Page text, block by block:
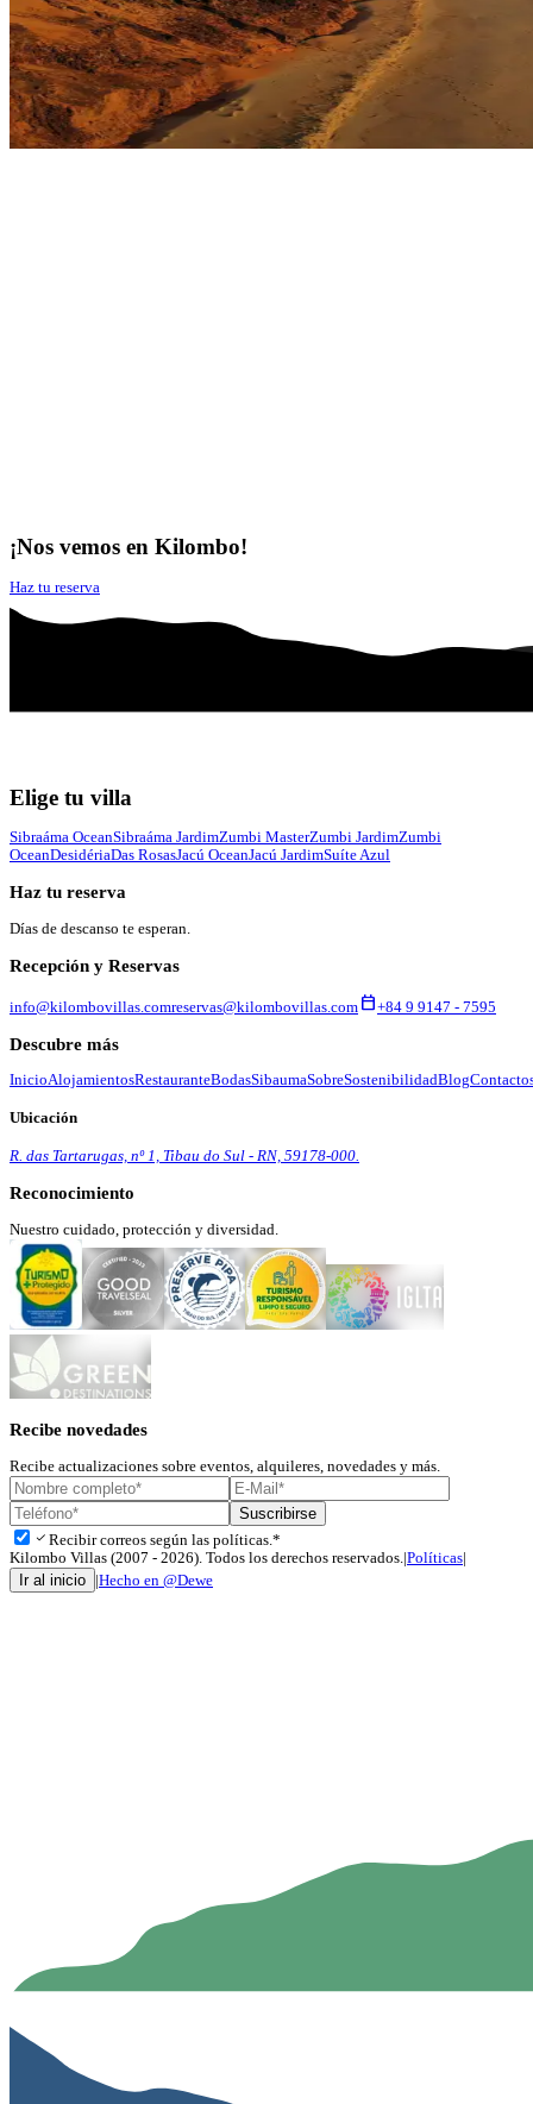
¡Nos vemos en Kilombo!
Haz tu reserva
Elige tu villa
Sibraáma OceanSibraáma JardimZumbi MasterZumbi JardimZumbi
OceanDesidériaDas RosasJacú OceanJacú JardimSuíte Azul
Haz tu reserva
Días de descanso te esperan.
Recepción y Reservas
info@kilombovillas.comreservas@kilombovillas.com calendar_today+84 9 9147 - 7595
Descubre más
InicioAlojamientosRestauranteBodasSibaumaSobreSostenibilidadBlog
Ubicación
R. das Tartarugas, nº 1, Tibau do Sul - RN, 59178-000.
Reconocimiento
Nuestro cuidado, protección y diversidad.
Recibe novedades
Recibe actualizaciones sobre eventos, alquileres, novedades y más.
Suscribirse
check Recibir correos según las políticas.*
Kilombo Villas (2007 - 2026). Todos los derechos reservados. Políticas
Ir al inicio Hecho en @Dewe